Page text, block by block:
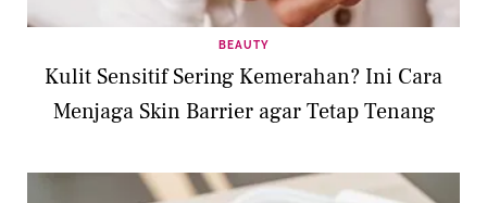
BEAUTY
Kulit Sensitif Sering Kemerahan? Ini Cara
Menjaga Skin Barrier agar Tetap Tenang